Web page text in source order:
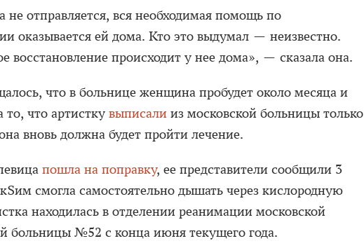
не отправляется, вся необходимая помощь по
оказывается ей дома. Кто это выдумал — неизвестно.
восстановление происходит у нее дома», — сказала она.
что в больнице женщина пробудет около месяца и
то, что артистку выписали из московской больницы только
вновь должна будет пройти лечение.
пошла на поправку, ее представители сообщили 3
смогла самостоятельно дышать через кислородную
находилась в отделении реанимации московской
больницы №52 с конца июня текущего года.